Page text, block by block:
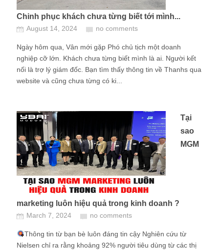
Chinh phục khách chưa từng biết tới mình...
August 14, 2024 no comments
Ngày hôm qua, Vân mới gặp Phó chủ tịch một doanh
nghiệp cỡ lớn. Khách chưa từng biết mình là ai. Người kết
nối là trợ lý giám đốc. Bạn tìm thấy thông tin về Thanhs qua
website và cũng chưa từng có ki...
Tại
sao
MGM
marketing luôn hiệu quả trong kinh doanh ?
March 7, 2024 no comments
Thông tin từ bạn bè luôn đáng tin cậy Nghiên cứu từ
Nielsen chỉ ra rằng khoảng 92% người tiêu dùng từ các thị